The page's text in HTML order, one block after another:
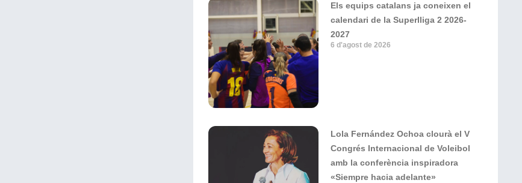
Els equips catalans ja coneixen el
calendari de la Superlliga 2 2026-
2027
6 d'agost de 2026
Lola Fernández Ochoa clourà el V
Congrés Internacional de Voleibol
amb la conferència inspiradora
«Siempre hacia adelante»